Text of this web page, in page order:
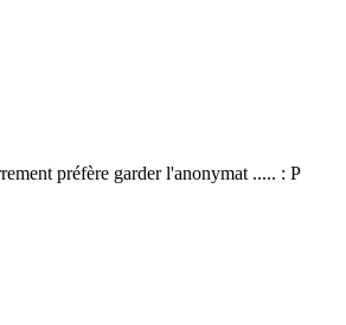
préfère garder l'anonymat ..... : P